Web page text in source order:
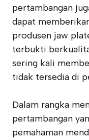
pertambangan
dapat
produsen jaw
terbukti
sering kali
tidak tersedia di
Dalam rangka
pertambangan
pemahaman